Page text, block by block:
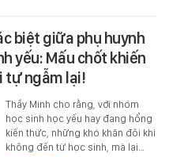
biệt giữa phụ huynh
yếu: Mấu chốt khiến
tự ngẫm lại!
Thầy Minh cho rằng, với nhóm
học sinh học yếu hay đang hổng
kiến thức, những khó khăn đôi khi
không đến từ học sinh, mà lại…